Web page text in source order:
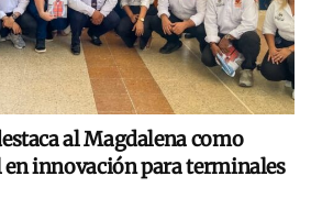
al Magdalena como
innovación para terminales